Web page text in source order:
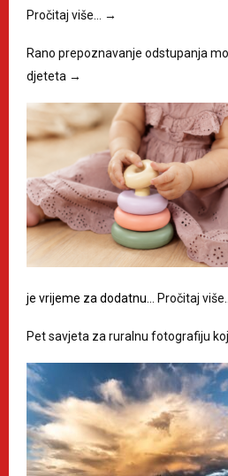
Pročitaj više…
→
Rano prepoznavanje odstupanja
djeteta →
je vrijeme za dodatnu…
Pročitaj više…
Pet savjeta za ruralnu fotografiju